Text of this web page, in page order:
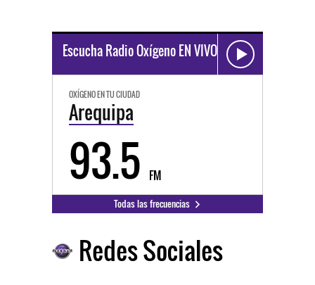
Escucha Radio Oxígeno EN VIVO
OXÍGENO EN TU CIUDAD
Arequipa
93.5 FM
Todas las frecuencias
Redes Sociales